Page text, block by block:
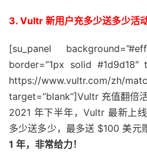
联
河
南
移
动
5 5 0%
河
源
3. Vultr 新用户充多少送多少活动
[su_panel
border=”1px solid #1d9d18″
https://www.vultr.com/zh/
target=”blank”]Vultr 充值翻倍
2021 年下半年，Vultr 最新上
多少送多少，最多送 $100 美元
1 年，非常给力！